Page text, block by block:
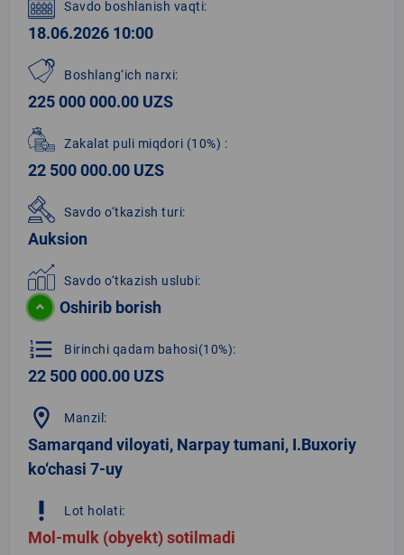
Savdo boshlanish vaqti:
18.06.2026 10:00
Boshlang‘ich narxi:
225 000 000.00 UZS
Zakalat puli miqdori (10%) :
22 500 000.00 UZS
Savdo o‘tkazish turi:
Auksion
Savdo o‘tkazish uslubi:
Oshirib borish
format_list_numbered Birinchi qadam bahosi(10%):
22 500 000.00 UZS
location_on Manzil:
Samarqand viloyati, Narpay tumani, I.Buxoriy
ko‘chasi 7-uy
priority_high Lot holati:
Mol-mulk (obyekt) sotilmadi